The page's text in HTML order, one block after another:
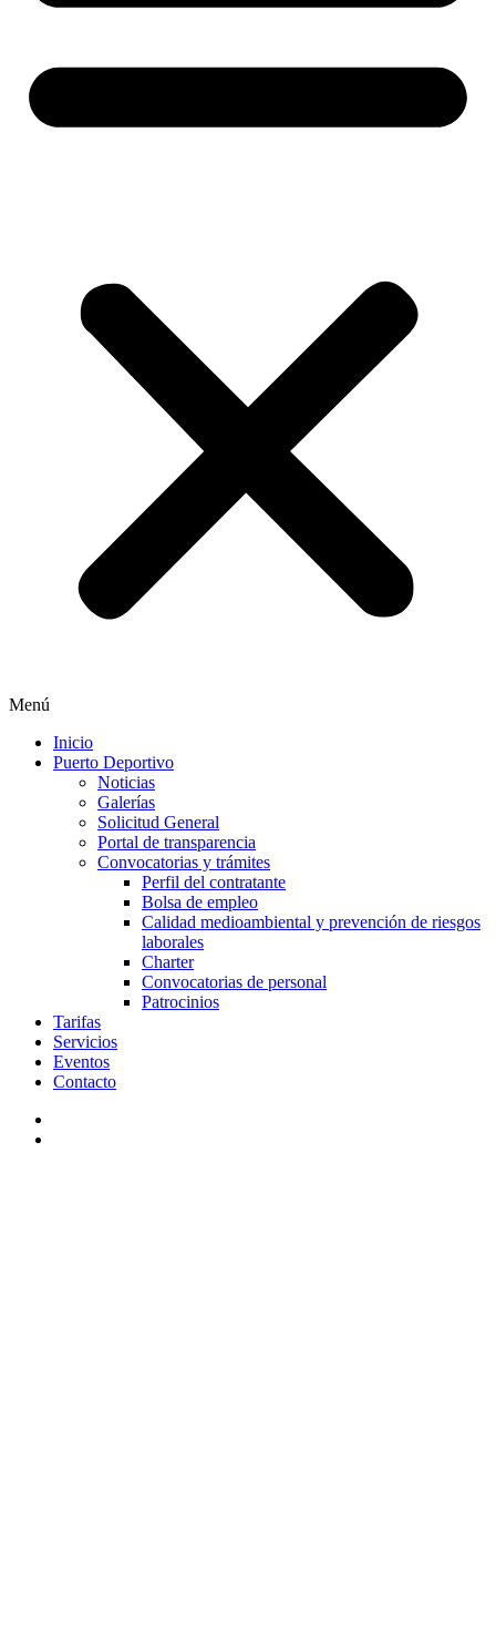
Menú
Inicio
Puerto Deportivo
Noticias
Galerías
Solicitud General
Portal de transparencia
Convocatorias y trámites
Perfil del contratante
Bolsa de empleo
Calidad medioambiental y prevención de riesgos
laborales
Charter
Convocatorias de personal
Patrocinios
Tarifas
Servicios
Eventos
Contacto